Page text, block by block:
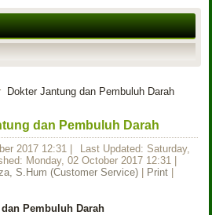
Dokter Jantung dan Pembuluh Darah
dan Pembuluh Darah
2017 12:31
Last Updated: Saturday,
Monday, 02 October 2017 12:31
S.Hum (Customer Service) Print
Pembuluh Darah